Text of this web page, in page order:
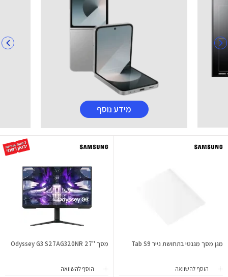
מידע נוסף
מגן מסך מגנטי בתחושת נייר Tab S9
הוסף להשוואה
מסך "27 Odyssey G3 S27AG320NR
הוסף להשוואה